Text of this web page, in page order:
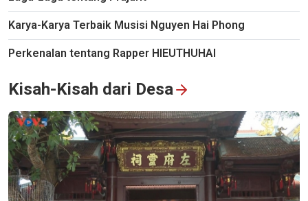
Karya-Karya Terbaik Musisi Nguyen Hai Phong
Perkenalan tentang Rapper HIEUTHUHAI
Kisah-Kisah dari Desa